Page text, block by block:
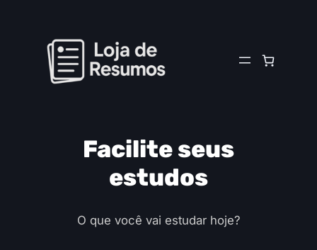
Facilite seus
estudos
O que você vai estudar hoje?